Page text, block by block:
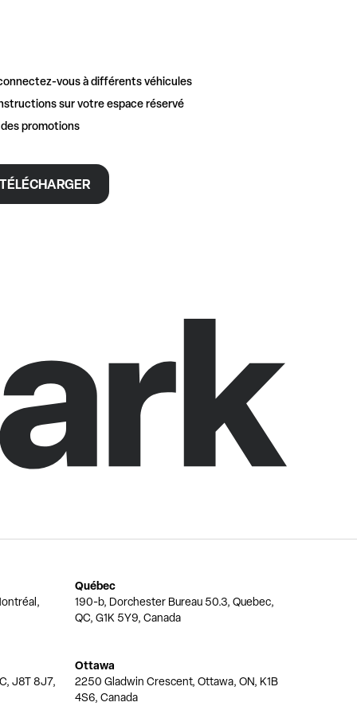
vous à différents véhicules
sur votre espace réservé
promotions
TÉLÉCHARGER
Québec
190-b, Dorchester Bureau 50.3, Quebec,
QC, G1K 5Y9, Canada
J8T 8J7,
Ottawa
2250 Gladwin Crescent, Ottawa, ON, K1B
4S6, Canada